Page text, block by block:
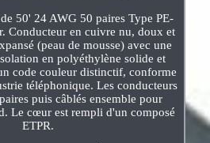
50' 24 AWG 50 paires Type PE-
Conducteur en cuivre nu, doux et
(peau de mousse) avec une
en polyéthylène solide et
code couleur distinctif, conforme
téléphonique. Les conducteurs
puis câblés ensemble pour
Le cœur est rempli d'un composé
ETPR.